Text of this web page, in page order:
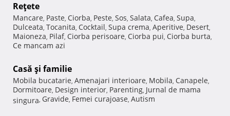
Reţete
Mancare, Paste, Ciorba, Peste, Sos, Salata, Cafea, Supa,
Dulceata, Tocanita, Cocktail, Supa crema, Aperitive, Desert,
Maioneza, Pilaf, Ciorba perisoare, Ciorba pui, Ciorba burta,
Ce mancam azi
Casă şi familie
Mobila bucatarie, Amenajari interioare, Mobila, Canapele,
Dormitoare, Design interior, Parenting, Jurnal de mama
singura, Gravide, Femei curajoase, Autism